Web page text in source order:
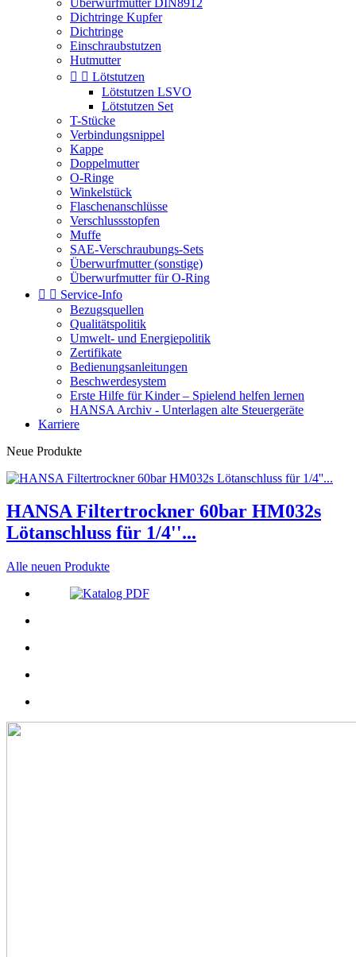
Dichtringe Kupfer
Dichtringe
Einschraubstutzen
Hutmutter
  Lötstutzen
Lötstutzen LSVO
Lötstutzen Set
T-Stücke
Verbindungsnippel
Kappe
Doppelmutter
O-Ringe
Winkelstück
Flaschenanschlüsse
Verschlussstopfen
Muffe
SAE-Verschraubungs-Sets
Überwurfmutter (sonstige)
Überwurfmutter für O-Ring
  Service-Info
Bezugsquellen
Qualitätspolitik
Umwelt- und Energiepolitik
Zertifikate
Bedienungsanleitungen
Beschwerdesystem
Erste Hilfe für Kinder – Spielend helfen lernen
HANSA Archiv - Unterlagen alte Steuergeräte
Karriere
Neue Produkte
HANSA Filtertrockner 60bar HM032s
Lötanschluss für 1/4''...
Alle neuen Produkte